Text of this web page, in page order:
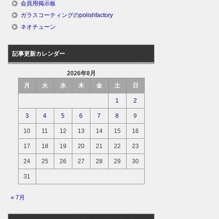
会員用掲示板
ガラスコーティングのpolishfactory
ネオチューン
記事更新カレンダー
2026年8月
月
火 水 木 金 土 日
1 2
3 4 5 6 7 8 9
10 11 12 13 14 15 16
17 18 19 20 21 22 23
24 25 26 27 28 29 30
31
« 7月